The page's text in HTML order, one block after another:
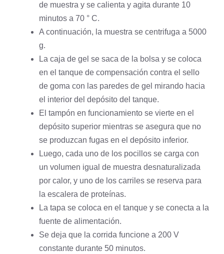
de muestra y se calienta y agita durante 10
minutos a 70 ° C.
A continuación, la muestra se centrifuga a 5000
g.
La caja de gel se saca de la bolsa y se coloca
en el tanque de compensación contra el sello
de goma con las paredes de gel mirando hacia
el interior del depósito del tanque.
El tampón en funcionamiento se vierte en el
depósito superior mientras se asegura que no
se produzcan fugas en el depósito inferior.
Luego, cada uno de los pocillos se carga con
un volumen igual de muestra desnaturalizada
por calor, y uno de los carriles se reserva para
la escalera de proteínas.
La tapa se coloca en el tanque y se conecta a la
fuente de alimentación.
Se deja que la corrida funcione a 200 V
constante durante 50 minutos.